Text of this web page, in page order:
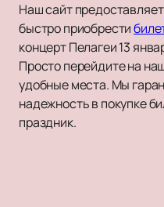
Наш сайт
быстро приобрести
концерт Пелагеи 13
Просто перейдите на
удобные места. Мы
надежность в покупке
праздник.